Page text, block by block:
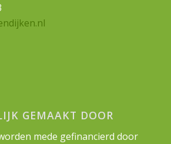
GEMAAKT DOOR
mede gefinancierd door